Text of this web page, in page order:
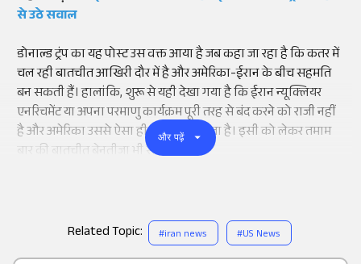
Add
as a
से उठे सवाल
डोनाल्ड ट्रंप का यह पोस्ट उस वक्त आया है जब कहा जा रहा है कि कतर में
चल रही बातचीत आखिरी दौर में है और अमेरिका-ईरान के बीच सहमति
बन सकती हैं। हालांकि, शुरू से यही देखा गया है कि ईरान न्यूक्लियर
एनरिचमेंट या अपना परमाणु कार्यक्रम पूरी तरह से बंद करने को राजी नहीं
है और अमेरिका उससे ऐसा ही करवाना चाहता है। इसी को लेकर तमाम
बार की बातचीत बेनतीजा भी साबित हुई है।
और पढ़ें
Related Topic: #iran news #US News